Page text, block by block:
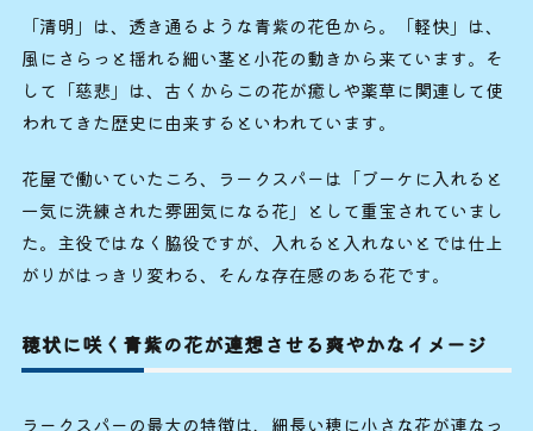
「清明」は、透き通るような青紫の花色から。「軽快」は、
風にさらっと揺れる細い茎と小花の動きから来ています。そ
して「慈悲」は、古くからこの花が癒しや薬草に関連して使
われてきた歴史に由来するといわれています。
花屋で働いていたころ、ラークスパーは「ブーケに入れると
一気に洗練された雰囲気になる花」として重宝されていまし
た。主役ではなく脇役ですが、入れると入れないとでは仕上
がりがはっきり変わる、そんな存在感のある花です。
穂状に咲く青紫の花が連想させる爽やかなイメージ
ラークスパーの最大の特徴は、細長い穂に小さな花が連なっ